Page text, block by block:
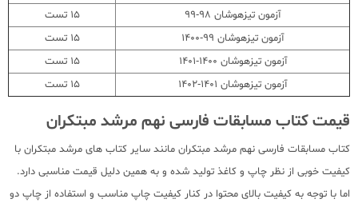
آزمون تیزهوشان 98-99
15 تست
آزمون تیزهوشان 99-1400
15 تست
آزمون تیزهوشان 1400-1401
15 تست
آزمون تیزهوشان 1401-1402
15 تست
قیمت کتاب مسابقات فارسی نهم مرشد مبتکران
کتاب مسابقات فارسی نهم مرشد مبتکران مانند سایر کتاب های مرشد مبتکران با
کیفیت خوبی از نظر چاپ و کاغذ تولید شده و به همین دلیل قیمت مناسبی دارد.
اما با توجه به کیفیت بالای محتوا در کنار کیفیت چاپ مناسب و استفاده از چاپ دو